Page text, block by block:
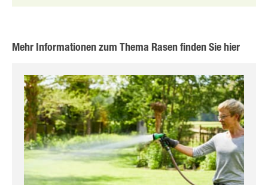
Mehr Informationen zum Thema Rasen finden Sie hier